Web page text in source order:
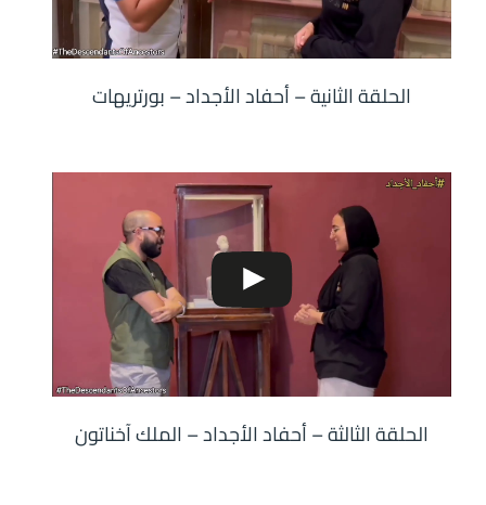
الحلقة الثانية – أحفاد الأجداد – بورتريهات
الحلقة الثالثة – أحفاد الأجداد – الملك آخناتون